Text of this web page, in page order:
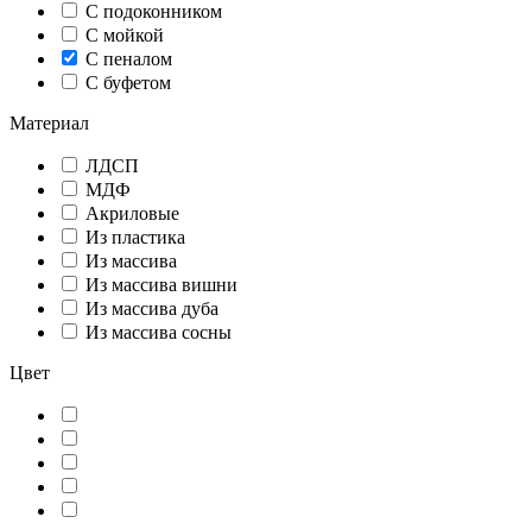
С подоконником
С мойкой
С пеналом
С буфетом
Материал
ЛДСП
МДФ
Акриловые
Из пластика
Из массива
Из массива вишни
Из массива дуба
Из массива сосны
Цвет